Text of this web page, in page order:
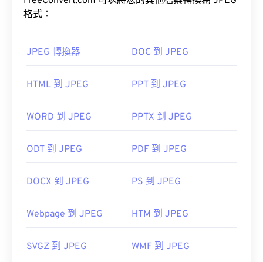
WebP，WebP 是一種更新、更易壓縮的檔案格式。
如何開啟 JPEG 檔案檔案？
JPEG 檔案。只需雙擊 JPEG 文件，通常即可在預設
格式：
JPEG 轉換器 DOC 到 JPEG
HTML 到 JPEG PPT 到 JPEG
WORD 到 JPEG PPTX 到 JPEG
ODT 到 JPEG PDF 到 JPEG
DOCX 到 JPEG PS 到 JPEG
Webpage 到 JPEG HTM 到 JPEG
SVGZ 到 JPEG WMF 到 JPEG